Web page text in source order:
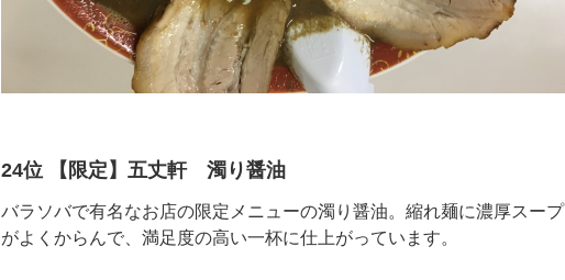
24位 【限定】五丈軒 濁り醤油
バラソバで有名なお店の限定メニューの濁り醤油。縮れ麺に濃厚スープ
がよくからんで、満足度の高い一杯に仕上がっています。